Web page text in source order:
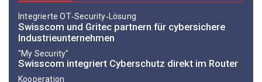
Integrierte OT‑Security‑Lösung
Swisscom und Gritec partnern für cybersichere
Industrieunternehmen
"My Security"
Swisscom integriert Cyberschutz direkt im Router
Kooperation